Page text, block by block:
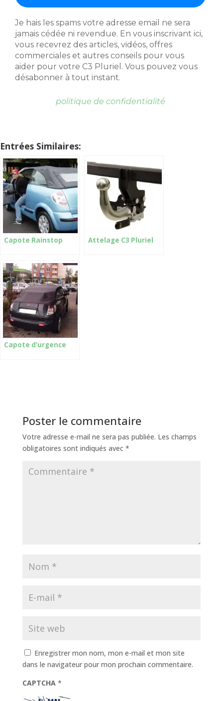
Je hais les spams votre adresse email ne sera
jamais cédée ni revendue. En vous inscrivant ici,
vous recevrez des articles, vidéos, offres
commerciales et autres conseils pour vous
aider pour votre C3 Pluriel. Vous pouvez vous
désabonner à tout instant.
politique de confidentialité
Entrées Similaires:
Capote Rainstop Attelage C3 Pluriel
Capote d’urgence
Poster le commentaire
Votre adresse e-mail ne sera pas publiée. Les champs
obligatoires sont indiqués avec *
Enregistrer mon nom, mon e-mail et mon site
dans le navigateur pour mon prochain commentaire.
CAPTCHA *